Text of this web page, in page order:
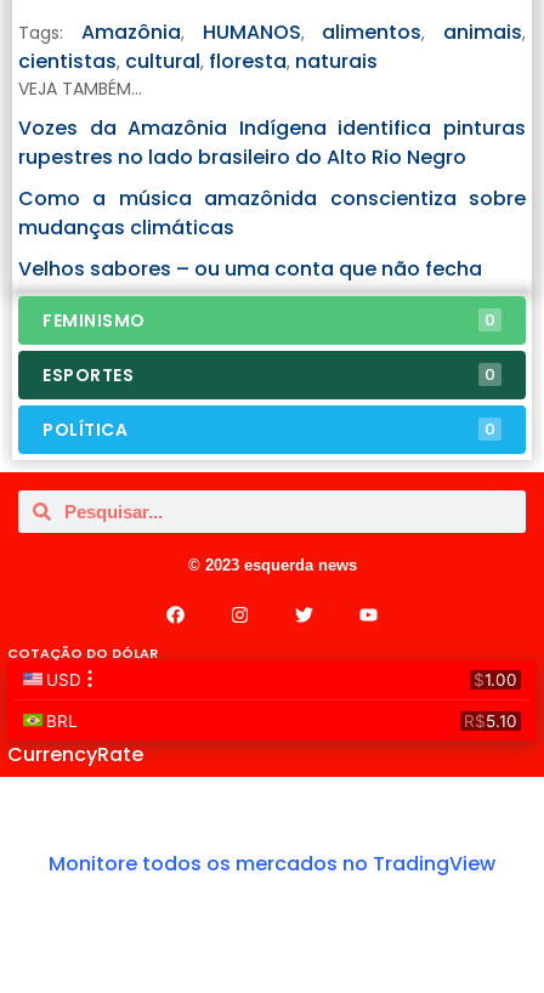
Tags: Amazônia, HUMANOS, alimentos, animais,
cientistas, cultural, floresta, naturais
VEJA TAMBÉM...
Vozes da Amazônia Indígena identifica pinturas
rupestres no lado brasileiro do Alto Rio Negro
Como a música amazônida conscientiza sobre
mudanças climáticas
Velhos sabores – ou uma conta que não fecha
FEMINISMO 0
ESPORTES 0
POLÍTICA 0
© 2023 esquerda news
COTAÇÃO DO DÓLAR
CurrencyRate
Monitore todos os mercados no TradingView